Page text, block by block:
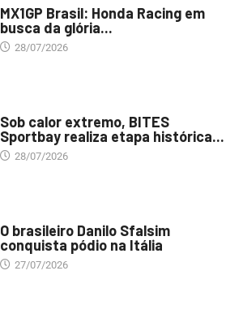
MX1GP Brasil: Honda Racing em
busca da glória...
28/07/2026
Sob calor extremo, BITES
Sportbay realiza etapa histórica...
28/07/2026
O brasileiro Danilo Sfalsim
conquista pódio na Itália
27/07/2026